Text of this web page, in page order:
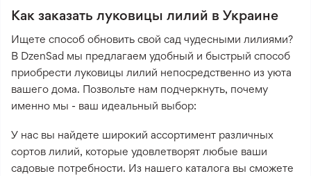
Как заказать луковицы лилий в Украине
Ищете способ обновить свой сад чудесными лилиями?
В DzenSad мы предлагаем удобный и быстрый способ
приобрести луковицы лилий непосредственно из уюта
вашего дома. Позвольте нам подчеркнуть, почему
именно мы - ваш идеальный выбор:
У нас вы найдете широкий ассортимент различных
сортов лилий, которые удовлетворят любые ваши
садовые потребности. Из нашего каталога вы сможете